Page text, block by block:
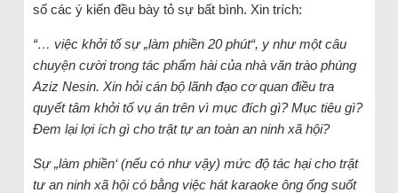
số các ý kiến đều bày tỏ sự bất bình. Xin trích:
“… việc khởi tố sự „làm phiền 20 phút“, y như một câu
chuyện cười trong tác phẩm hài của nhà văn trào phúng
Aziz Nesin. Xin hỏi cán bộ lãnh đạo cơ quan điều tra
quyết tâm khởi tố vụ án trên vì mục đích gì? Mục tiêu gì?
Đem lại lợi ích gì cho trật tự an toàn an ninh xã hội?
Sự „làm phiền‘ (nếu có như vậy) mức độ tác hại cho trật
tư an ninh xã hội có bằng việc hát karaoke ông ổng suốt